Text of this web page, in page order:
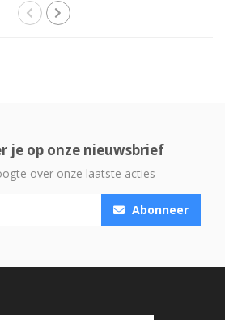
je op onze nieuwsbrief
over onze laatste acties
Abonneer